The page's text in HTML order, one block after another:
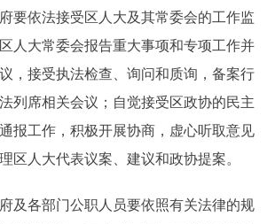
府要依法接受区人大及其常委会的工作监
人大常委会报告重大事项和专项工作并
，接受执法检查、 询问和质询 ， 备案行
列席相关会议 ；自觉接受区政协的民主
报工作， 积极开展协商， 虚心听取意见
区人大代表议案、建议和政协提案。
及各部门公职人员要依照有关法律的规